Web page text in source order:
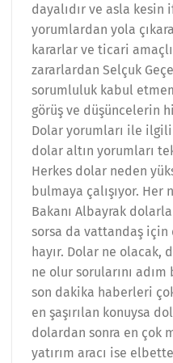
dayalıdır ve asla kesin
yorumlardan yola
kararlar ve ticari
zararlardan Selçuk
sorumluluk kabul
görüş ve düşüncelerin
Dolar yorumları ile
dolar altın yorumları
Herkes dolar neden
bulmaya çalışıyor. Her
Bakanı Albayrak
sorsa da vattandaş
hayır. Dolar ne olacak,
ne olur sorularını
son dakika haberleri
en şaşırılan konuysa
dolardan sonra en çok
yatırım aracı ise